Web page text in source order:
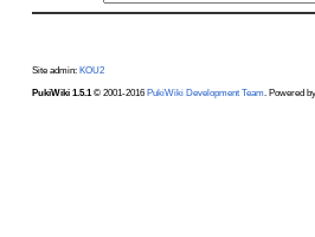
Site admin: KOU2
PukiWiki 1.5.1© 2001-2016 PukiWiki Development Team. Powered